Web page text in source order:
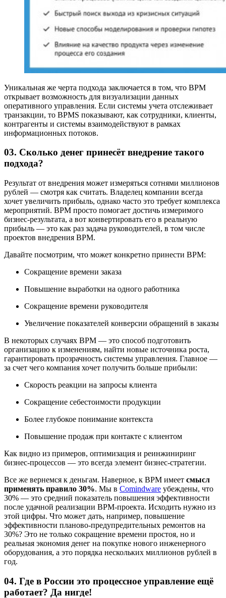
Уникальная же черта подхода заключается в том, что BPM
открывает возможность для визуализации данных
оперативного управления. Если системы учета отслеживает
транзакции, то BPMS показывают, как сотрудники, клиенты,
контрагенты и системы взаимодействуют в рамках
информационных потоков.
03. Сколько денег принесёт внедрение такого
подхода?
Результат от внедрения может измеряться сотнями миллионов
рублей — смотря как считать. Владелец компании всегда
хочет увеличить прибыль, однако часто это требует комплекса
мероприятий. BPM просто помогает достичь измеримого
бизнес-результата, а вот конвертировать его в реальную
прибыль — это как раз задача руководителей, в том числе
проектов внедрения BPM.
Давайте посмотрим, что может конкретно принести BPM:
Сокращение времени заказа
Повышение выработки на одного работника
Сокращение времени руководителя
Увеличение показателей конверсии обращений в заказы
В некоторых случаях BPM — это способ подготовить
организацию к изменениям, найти новые источника роста,
гарантировать прозрачность системы управления. Главное —
за счет чего компания хочет получить больше прибыли:
Скорость реакции на запросы клиента
Сокращение себестоимости продукции
Более глубокое понимание контекста
Повышение продаж при контакте с клиентом
Как видно из примеров, оптимизация и реинжиниринг
бизнес-процессов — это всегда элемент бизнес-стратегии.
Все же вернемся к деньгам. Наверное, к BPM имеет смысл
применять правило 30%. Мы в Comindware убеждены, что
30% — это средний показатель повышения эффективности
после удачной реализации BPM-проекта. Исходить нужно из
этой цифры. Что может дать, например, повышение
эффективности планово-предупредительных ремонтов на
30%? Это не только сокращение времени простоя, но и
реальная экономия денег на покупке нового инженерного
оборудования, а это порядка нескольких миллионов рублей в
год.
04. Где в России это процессное управление ещё
работает? Да нигде!